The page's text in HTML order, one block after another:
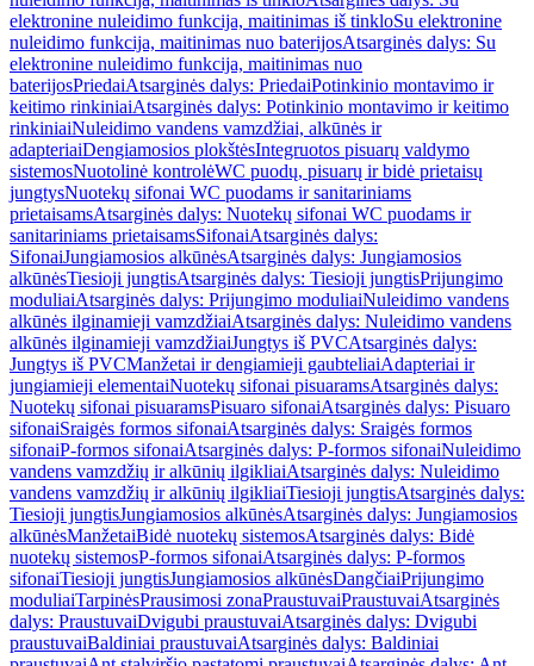
elektronine nuleidimo funkcija, maitinimas iš tinkloSu elektronine
nuleidimo funkcija, maitinimas nuo baterijosAtsarginės dalys: Su
elektronine nuleidimo funkcija, maitinimas nuo
baterijosPriedaiAtsarginės dalys: PriedaiPotinkinio montavimo ir
keitimo rinkiniaiAtsarginės dalys: Potinkinio montavimo ir keitimo
rinkiniaiNuleidimo vandens vamzdžiai, alkūnės ir
adapteriaiDengiamosios plokštėsIntegruotos pisuarų valdymo
sistemosNuotolinė kontrolėWC puodų, pisuarų ir bidė prietaisų
jungtysNuotekų sifonai WC puodams ir sanitariniams
prietaisamsAtsarginės dalys: Nuotekų sifonai WC puodams ir
sanitariniams prietaisamsSifonaiAtsarginės dalys:
SifonaiJungiamosios alkūnėsAtsarginės dalys: Jungiamosios
alkūnėsTiesioji jungtisAtsarginės dalys: Tiesioji jungtisPrijungimo
moduliaiAtsarginės dalys: Prijungimo moduliaiNuleidimo vandens
alkūnės ilginamieji vamzdžiaiAtsarginės dalys: Nuleidimo vandens
alkūnės ilginamieji vamzdžiaiJungtys iš PVCAtsarginės dalys:
Jungtys iš PVCManžetai ir dengiamieji gaubteliaiAdapteriai ir
jungiamieji elementaiNuotekų sifonai pisuaramsAtsarginės dalys:
Nuotekų sifonai pisuaramsPisuaro sifonaiAtsarginės dalys: Pisuaro
sifonaiSraigės formos sifonaiAtsarginės dalys: Sraigės formos
sifonaiP-formos sifonaiAtsarginės dalys: P-formos sifonaiNuleidimo
vandens vamzdžių ir alkūnių ilgikliaiAtsarginės dalys: Nuleidimo
vandens vamzdžių ir alkūnių ilgikliaiTiesioji jungtisAtsarginės dalys:
Tiesioji jungtisJungiamosios alkūnėsAtsarginės dalys: Jungiamosios
alkūnėsManžetaiBidė nuotekų sistemosAtsarginės dalys: Bidė
nuotekų sistemosP-formos sifonaiAtsarginės dalys: P-formos
sifonaiTiesioji jungtisJungiamosios alkūnėsDangčiaiPrijungimo
moduliaiTarpinėsPrausimosi zonaPraustuvaiPraustuvaiAtsarginės
dalys: PraustuvaiDvigubi praustuvaiAtsarginės dalys: Dvigubi
praustuvaiBaldiniai praustuvaiAtsarginės dalys: Baldiniai